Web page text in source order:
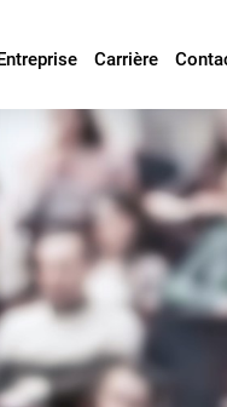
Carrière